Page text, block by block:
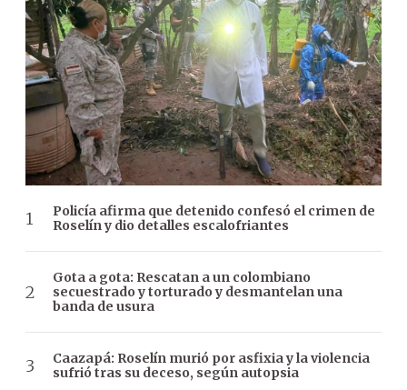
Policía afirma que detenido confesó el crimen de
Roselín y dio detalles escalofriantes
Gota a gota: Rescatan a un colombiano
secuestrado y torturado y desmantelan una
banda de usura
Caazapá: Roselín murió por asfixia y la violencia
sufrió tras su deceso, según autopsia